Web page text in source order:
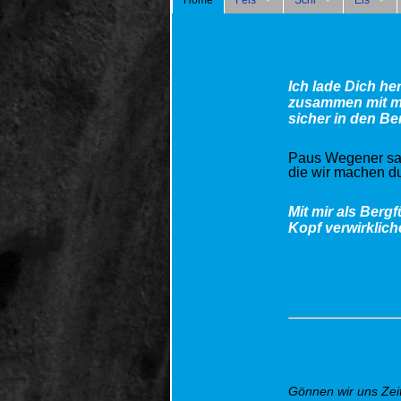
Ich lade Dich
zusammen mit
sicher in den
Paus Wegener
die wir machen
Mit mir als
Kopf
Gönnen wir uns